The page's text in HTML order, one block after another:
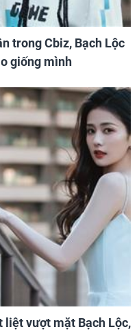
trong Cbiz, Bạch Lộc
giống mình
liệt vượt mặt Bạch Lộc,